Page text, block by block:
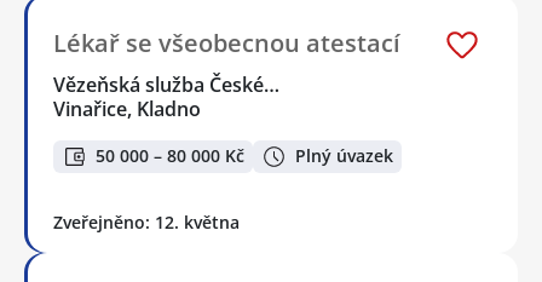
Lékař se všeobecnou atestací
Vězeňská služba České…
Vinařice, Kladno
50 000 – 80 000 Kč Plný úvazek
Zveřejněno: 12. května